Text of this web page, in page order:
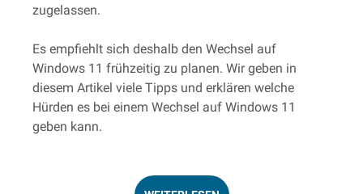
zugelassen.
Es empfiehlt sich deshalb den Wechsel auf
Windows 11 frühzeitig zu planen. Wir geben in
diesem Artikel viele Tipps und erklären welche
Hürden es bei einem Wechsel auf Windows 11
geben kann.